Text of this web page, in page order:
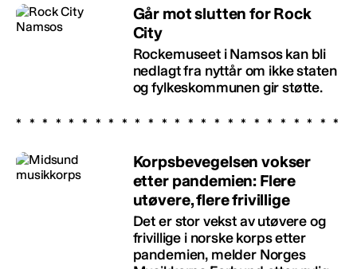
Går mot slutten for Rock
City
Rockemuseet i Namsos kan bli
nedlagt fra nyttår om ikke staten
og fylkeskommunen gir støtte.
Korpsbevegelsen vokser
etter pandemien: Flere
utøvere, flere frivillige
Det er stor vekst av utøvere og
frivillige i norske korps etter
pandemien, melder Norges